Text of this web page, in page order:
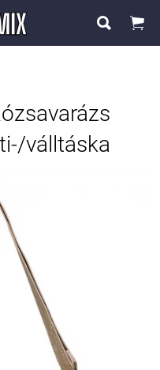
 
válltáska